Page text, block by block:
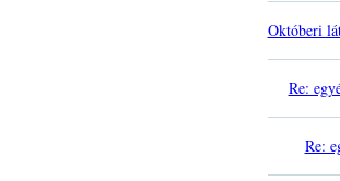
Októberi
Re:
Re: